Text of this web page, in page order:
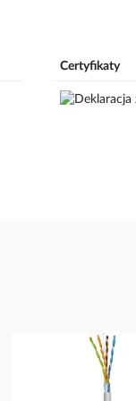
Certyfikaty